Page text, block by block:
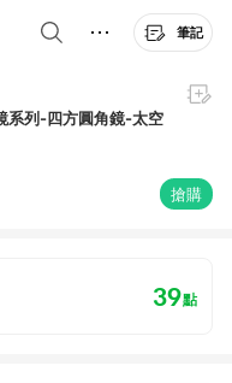
筆記
系列-四方圓角鏡-太空
搶購
39點